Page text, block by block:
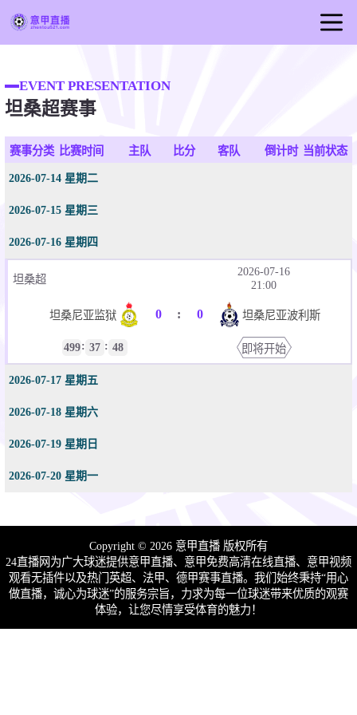
意甲直播
足球直播
篮球直播
意甲录像
意甲新闻
EVENT PRESENTATION
坦桑超赛事
赛事分类 比赛时间 主队 比分 客队 倒计时 当前状态
2026-07-14 星期二
2026-07-15 星期三
2026-07-16 星期四
坦桑超
2026-07-16
21:00
坦桑尼亚监狱 0 : 0 坦桑尼亚波利斯
499: 37 : 48 即将开始
2026-07-17 星期五
2026-07-18 星期六
2026-07-19 星期日
2026-07-20 星期一
Copyright © 2026 意甲直播 版权所有
24直播网为广大球迷提供意甲直播、意甲免费高清在线直播、意甲视频
观看无插件以及热门英超、法甲、德甲赛事直播。我们始终秉持“用心
做直播，诚心为球迷”的服务宗旨，力求为每一位球迷带来优质的观赛
体验，让您尽情享受体育的魅力！